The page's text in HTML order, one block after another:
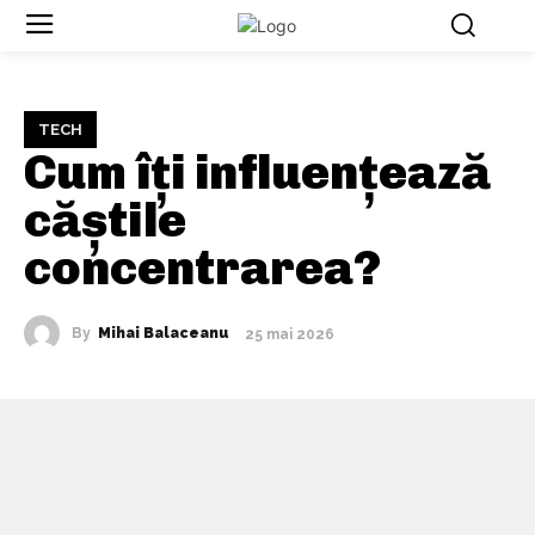
TECH
Cum îți influențează
căștile
concentrarea?
By Mihai Balaceanu 25 mai 2026